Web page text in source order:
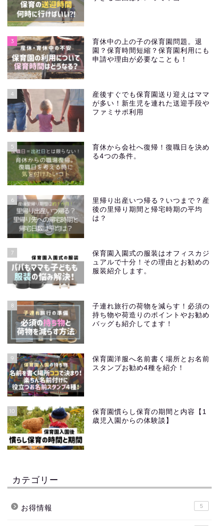
3
育休中の上の子の保育園問題。退
園？保育時間短縮？保育園利用にも
申請や理由が必要なことも！
4
産後すぐでも保育園送り迎えはママ
が多い！新生児を連れた送迎手段や
ファミサポ利用
5
育休から会社へ復帰！復職日を決め
る4つの条件。
6
里帰り出産いつ帰る？いつまで？産
後の里帰り期間と帰宅時期の平均
は？
7
保育園入園式の服装はオフィスカジ
ュアルで十分！その理由とお勧めの
服装紹介します。
8
子連れ旅行の荷物を減らす！必須の
持ち物や荷造りのポイントやお勧め
バッグも紹介してます！
9
保育園洋服へ名前書く場所とお名前
スタンプお勧め4種を紹介！
10
保育園慣らし保育の期間と内容【1
歳児入園からの体験談】
カテゴリー
お得情報 5